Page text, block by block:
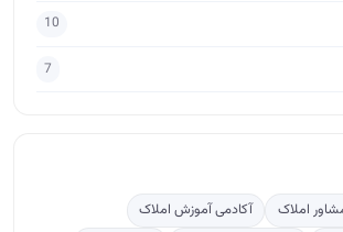
10
7
املاک
آکادمی آموزش املاک